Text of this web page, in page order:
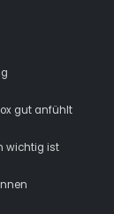
gut anfühlt
wichtig ist